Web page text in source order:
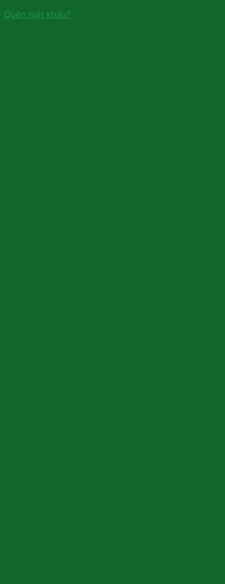
Quên mật khẩu?